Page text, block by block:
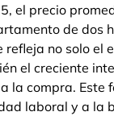
el precio
de dos
refleja no solo el
el creciente
la compra. Este
laboral y a la